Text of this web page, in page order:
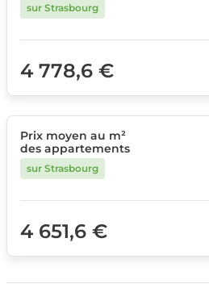
sur Strasbourg
4 778,6 €
Prix moyen au m²
des appartements
sur Strasbourg
4 651,6 €